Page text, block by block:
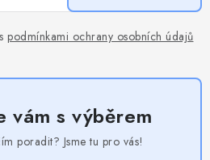
podmínkami ochrany osobních údajů
vám s výběrem
poradit? Jsme tu pro vás!